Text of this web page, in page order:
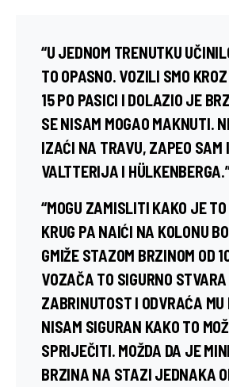
“U JEDNOM TRENUTKU
TO OPASNO. VOZILI SMO
15 PO PASICI I DOLAZIO JE
SE NISAM MOGAO MAKNUTI.
IZAĆI NA TRAVU, ZAPEO SAM
VALTTERIJA I
“MOGU ZAMISLITI KAKO JE
KRUG PA NAIĆI NA KOLONU
GMIŽE STAZOM BRZINOM OD
VOZAČA TO SIGURNO STVARA
ZABRINUTOST I ODVRAĆA
NISAM SIGURAN KAKO TO
SPRIJEČITI. MOŽDA DA JE
BRZINA NA STAZI JEDNAKA